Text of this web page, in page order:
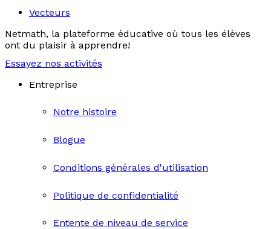
Vecteurs
Netmath, la plateforme éducative où tous les élèves
ont du plaisir à apprendre!
Essayez nos activités
Entreprise
Notre histoire
Blogue
Conditions générales d'utilisation
Politique de confidentialité
Entente de niveau de service